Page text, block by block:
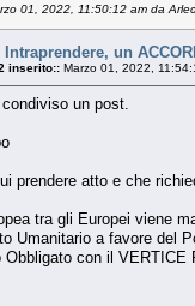
01, 2022, 11:50:12 am da
Intraprendere, un
inserito:: Marzo 01, 2022,
un post.
prendere atto e che
tra gli Europei viene
Umanitario a favore del
Obbligato con il